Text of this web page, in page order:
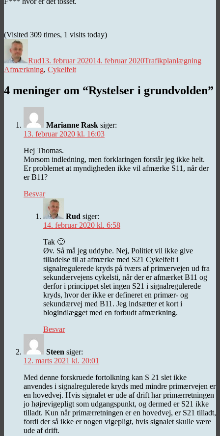
(Visited 309 times, 1 visits today)
Rud13. februar 202014. februar 2020Trafikplanlægning
Afmærkning, Cykelfelt
4 meninger om “Rystelser i grundvolden”
Marianne Rask siger:
13. februar 2020 kl. 16:03
Hej Thomas.
Morsom indledning, men forklaringen forstår jeg ikke helt.
Er problemet at myndigheden ikke vil afmærke S11, når der
er B11?
Besvar
Rud siger:
14. februar 2020 kl. 6:58
Tak 🙂
Øv. Så må jeg uddybe. Nej, Politiet vil ikke give
tilladelse til at afmærke med S21 Cykelfelt i
signalregulerede kryds på tværs af primærvejen ud fra
sekundærvejens cykelsti, når der er afmærket B11 og
derfor i princippet slet ingen S21 i signalregulerede
kryds, hvor der ikke er defineret en primær- og
sekundærvej med B11. Jeg indsætter et kort i
blogindlægget med en forbudt afmærkning.
Besvar
Steen siger:
12. marts 2021 kl. 20:01
Med denne forskruede fortolkning kan S 21 slet ikke
anvendes i signalregulerede kryds med mindre primærvejen er
en hovedvej. Hvis signalet er ude af drift har primærretningen
jo højrevigepligt som udgangspunkt, og dermed er S21 ikke
tilladt. Kun når primærretningen er en hovedvej, er S21 tilladt,
fordi der så ikke er nogen vigepligt, hvis signalet skulle være
ude af drift.